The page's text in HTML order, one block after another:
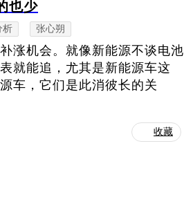
也少
析 张心朔
涨机会。就像新能源不谈电池
就能追，尤其是新能源车这
车，它们是此消彼长的关
收藏